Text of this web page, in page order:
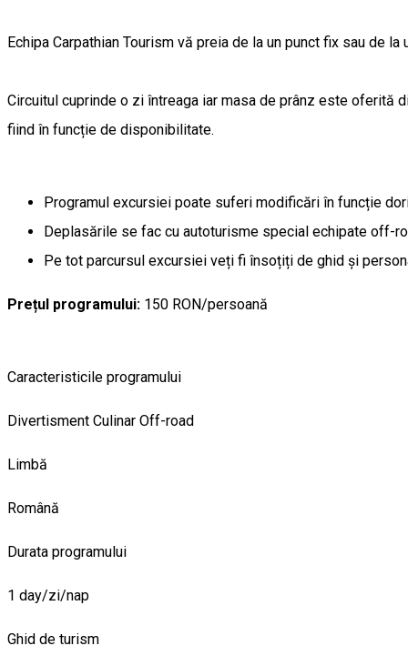
Echipa Carpathian Tourism vă preia de la un punct fix sau de la
Circuitul cuprinde o zi întreaga iar masa de prânz este oferită
fiind în funcție de disponibilitate.
Programul excursiei poate suferi modificări în funcție
Deplasările se fac cu autoturisme special echipate off-
Pe tot parcursul excursiei veți fi însoțiți de ghid și
Prețul programului: 150 RON/persoană
Caracteristicile programului
Divertisment Culinar Off-road
Limbă
Română
Durata programului
1 day/zi/nap
Ghid de turism